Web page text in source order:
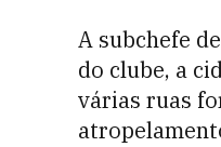
A subchefe
do clube, a
várias ruas